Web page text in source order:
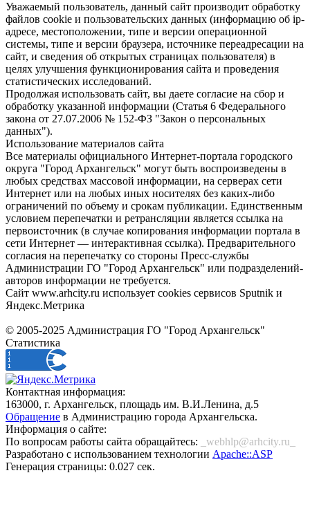
Уважаемый пользователь, данный сайт производит обработку
файлов cookie и пользовательских данных (информацию об ip-
адресе, местоположении, типе и версии операционной
системы, типе и версии браузера, источнике переадресации на
сайт, и сведения об открытых страницах пользователя) в
целях улучшения функционирования сайта и проведения
статистических исследований.
Продолжая использовать сайт, вы даете согласие на сбор и
обработку указанной информации (Статья 6 Федерального
закона от 27.07.2006 № 152-ФЗ "Закон о персональных
данных").
Использование материалов сайта
Все материалы официального Интернет-портала городского
округа "Город Архангельск" могут быть воспроизведены в
любых средствах массовой информации, на серверах сети
Интернет или на любых иных носителях без каких-либо
ограничений по объему и срокам публикации. Единственным
условием перепечатки и ретрансляции является ссылка на
первоисточник (в случае копирования информации портала в
сети Интернет — интерактивная ссылка). Предварительного
согласия на перепечатку со стороны Пресс-службы
Администрации ГО "Город Архангельск" или подразделений-
авторов информации не требуется.
Сайт www.arhcity.ru использует cookies сервисов Sputnik и
Яндекс.Метрика
© 2005-2025 Администрация ГО "Город Архангельск"
Статистика
Контактная информация:
163000, г. Архангельск, площадь им. В.И.Ленина, д.5
Обращение в Администрацию города Архангельска.
Информация о сайте:
По вопросам работы сайта обращайтесь:
_webhlp@arhcity.ru_
Разработано с использованием технологии Apache::ASP
Генерация страницы: 0.027 сек.